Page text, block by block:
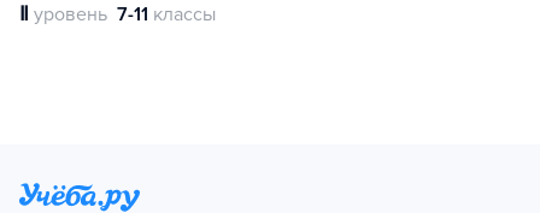
Ⅱ уровень 7-11 классы